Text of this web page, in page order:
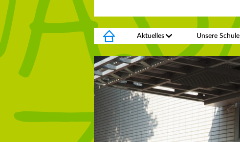
Aktuelles Unsere Schule